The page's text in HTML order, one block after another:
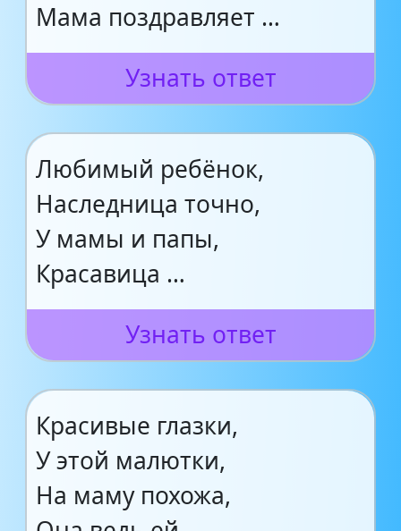
Мама поздравляет …
Узнать ответ
Любимый ребёнок,
Наследница точно,
У мамы и папы,
Красавица …
Узнать ответ
Красивые глазки,
У этой малютки,
На маму похожа,